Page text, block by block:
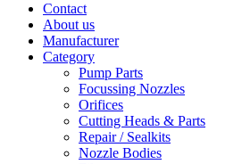
Contact
About us
Manufacturer
Category
Pump Parts
Focussing Nozzles
Orifices
Cutting Heads & Parts
Repair / Sealkits
Nozzle Bodies